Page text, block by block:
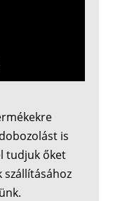
is
tudjuk őket